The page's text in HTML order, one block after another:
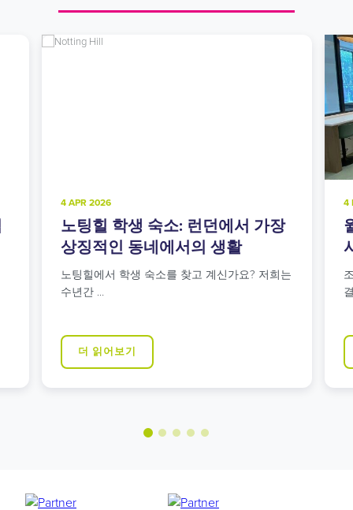
숙소: 런던에서 가장
네에서의 생활
생 숙소를 찾고 계신가요? 저희는
월섬스토 학생 숙
시와 녹지의 완벽
조용하면서도 런던 중심부